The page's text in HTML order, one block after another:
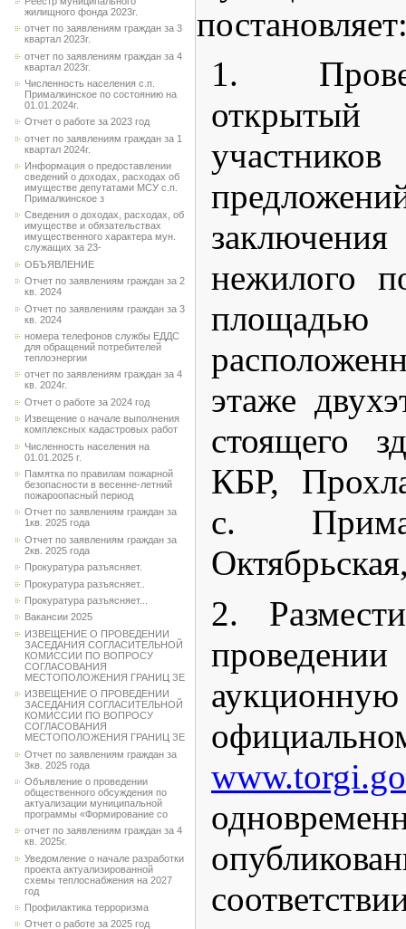
жилищного фонда 2023г.
отчет по заявлениям граждан за 3
квартал 2023г.
отчет по заявлениям граждан за 4
квартал 2023г.
Численность населения с.п.
Прималкинское по состоянию на
01.01.2024г.
Отчет о работе за 2023 год
отчет по заявлениям граждан за 1
квартал 2024г.
Информация о предоставлении
сведений о доходах, расходах об
имуществе депутатами МСУ с.п.
Прималкинское з
Сведения о доходах, расходах, об
имуществе и обязательствах
имущественного характера мун.
служащих за 23-
ОБЪЯВЛЕНИЕ
Отчет по заявлениям граждан за 2
кв. 2024
Отчет по заявлениям граждан за 3
кв. 2024
номера телефонов службы ЕДДС
для обращений потребителей
теплоэнергии
отчет по заявлениям граждан за 4
кв. 2024г.
Отчет о работе за 2024 год
Извещение о начале выполнения
комплексных кадастровых работ
Численность населения на
01.01.2025 г.
Памятка по правилам пожарной
безопасности в весенне-летний
пожароопасный период
Отчет по заявлениям граждан за
1кв. 2025 года
Отчет по заявлениям граждан за
2кв. 2025 года
Прокуратура разъясняет.
Прокуратура разъясняет..
Прокуратура разъясняет...
Вакансии 2025
ИЗВЕЩЕНИЕ О ПРОВЕДЕНИИ
ЗАСЕДАНИЯ СОГЛАСИТЕЛЬНОЙ
КОМИССИИ ПО ВОПРОСУ
СОГЛАСОВАНИЯ
МЕСТОПОЛОЖЕНИЯ ГРАНИЦ ЗЕ
ИЗВЕЩЕНИЕ О ПРОВЕДЕНИИ
ЗАСЕДАНИЯ СОГЛАСИТЕЛЬНОЙ
КОМИССИИ ПО ВОПРОСУ
СОГЛАСОВАНИЯ
МЕСТОПОЛОЖЕНИЯ ГРАНИЦ ЗЕ
Отчет по заявлениям граждан за
3кв. 2025 года
Объявление о проведении
общественного обсуждения по
актуализации муниципальной
программы «Формирование со
отчет по заявлениям граждан за 4
кв. 2025г.
Уведомление о начале разработки
проекта актуализированной
схемы теплоснабжения на 2027
год
Профилактика терроризма
Отчет о работе за 2025 год
1.
нежилого
этаже
стоящего
КБР,
с.
2.